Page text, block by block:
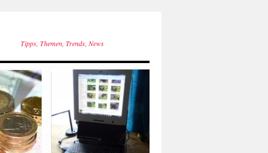
Tipps, Themen, Trends, News